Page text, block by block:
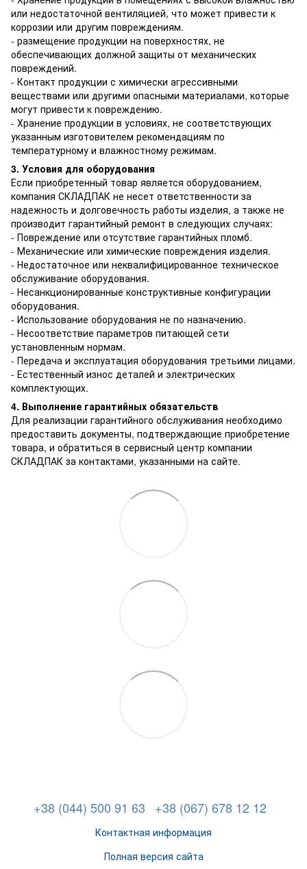
или недостаточной вентиляцией, что может привести к
коррозии или другим повреждениям.
- размещение продукции на поверхностях, не
обеспечивающих должной защиты от механических
повреждений.
- Контакт продукции с химически агрессивными
веществами или другими опасными материалами, которые
могут привести к повреждению.
- Хранение продукции в условиях, не соответствующих
указанным изготовителем рекомендациям по
температурному и влажностному режимам.
3. Условия для оборудования
Если приобретенный товар является оборудованием,
компания СКЛАДПАК не несет ответственности за
надежность и долговечность работы изделия, а также не
производит гарантийный ремонт в следующих случаях:
- Повреждение или отсутствие гарантийных пломб.
- Механические или химические повреждения изделия.
- Недостаточное или неквалифицированное техническое
обслуживание оборудования.
- Несанкционированные конструктивные конфигурации
оборудования.
- Использование оборудования не по назначению.
- Несоответствие параметров питающей сети
установленным нормам.
- Передача и эксплуатация оборудования третьими лицами.
- Естественный износ деталей и электрических
комплектующих.
4. Выполнение гарантийных обязательств
Для реализации гарантийного обслуживания необходимо
предоставить документы, подтверждающие приобретение
товара, и обратиться в сервисный центр компании
СКЛАДПАК за контактами, указанными на сайте.
+38 (044) 500 91 63 +38 (067) 678 12 12
Контактная информация
Полная версия сайта